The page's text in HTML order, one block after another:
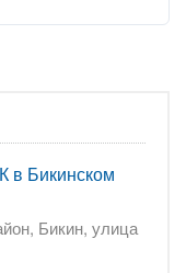
в Бикинском
Бикин, улица